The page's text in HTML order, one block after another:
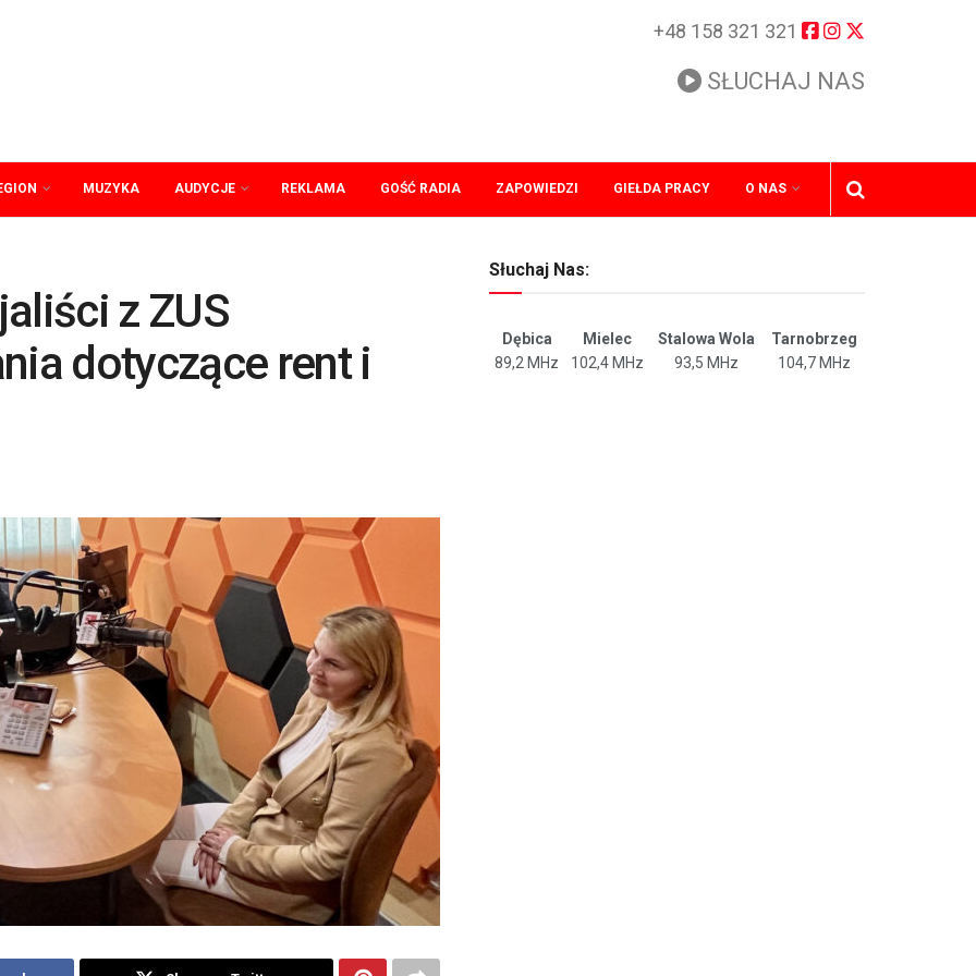
+48 158 321 321
SŁUCHAJ NAS
MUZYKA AUDYCJE REKLAMA GOŚĆ RADIA ZAPOWIEDZI GIEŁDA PRACY O NAS
z ZUS
dotyczące rent i
Słuchaj Nas:
Dębica Mielec Stalowa Wola
Tarnobrzeg
89,2 MHz
102,4 MHz 93,5 MHz 104,7 MHz